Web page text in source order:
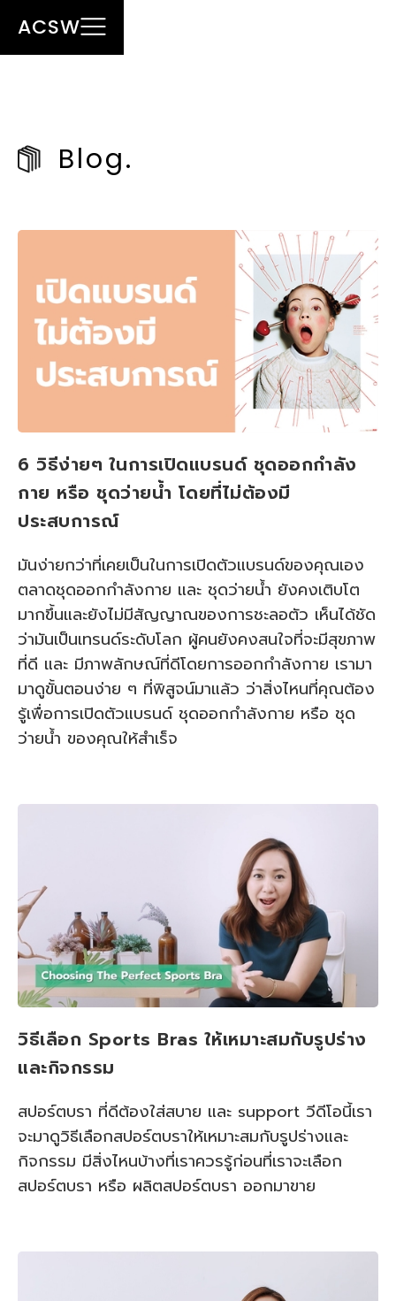
ACSW
Blog.
6 วิธีง่ายๆ ในการเปิดแบรนด์ ชุดออกกำลัง
กาย หรือ ชุดว่ายน้ำ โดยที่ไม่ต้องมี
ประสบการณ์
มันง่ายกว่าที่เคยเป็นในการเปิดตัวแบรนด์ของคุณเอง
ตลาดชุดออกกำลังกาย และ ชุดว่ายน้ำ ยังคงเติบโต
มากขึ้นและยังไม่มีสัญญาณของการชะลอตัว เห็นได้ชัด
ว่ามันเป็นเทรนด์ระดับโลก ผู้คนยังคงสนใจที่จะมีสุขภาพ
ที่ดี และ มีภาพลักษณ์ที่ดีโดยการออกกำลังกาย เรามา
มาดูขั้นตอนง่าย ๆ ที่พิสูจน์มาแล้ว ว่าสิ่งไหนที่คุณต้อง
รู้เพื่อการเปิดตัวแบรนด์ ชุดออกกำลังกาย หรือ ชุด
ว่ายน้ำ ของคุณให้สำเร็จ
วิธีเลือก Sports Bras ให้เหมาะสมกับรูปร่าง
และกิจกรรม
สปอร์ตบรา ที่ดีต้องใส่สบาย และ support วีดีโอนี้เรา
จะมาดูวิธีเลือกสปอร์ตบราให้เหมาะสมกับรูปร่างและ
กิจกรรม มีสิ่งไหนบ้างที่เราควรรู้ก่อนที่เราจะเลือก
สปอร์ตบรา หรือ ผลิตสปอร์ตบรา ออกมาขาย